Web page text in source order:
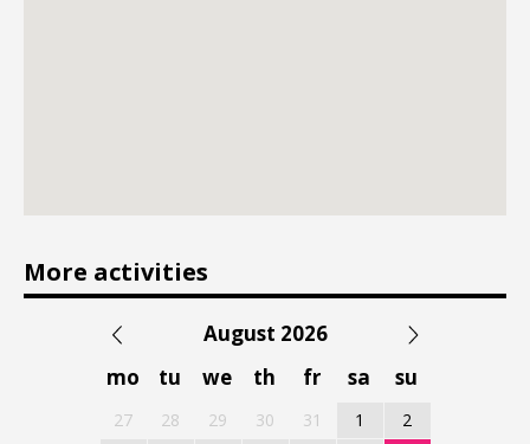
More activities
August 2026
mo
tu we th fr sa su
27 28 29 30 31 1
2